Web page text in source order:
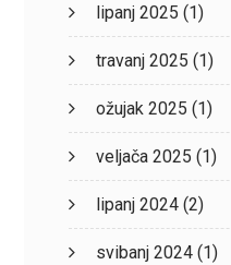
lipanj 2025 (1)
travanj 2025 (1)
ožujak 2025 (1)
veljača 2025 (1)
lipanj 2024(2)
svibanj 2024(1)